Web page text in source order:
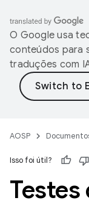
O Google usa
conteúdos para
traduções com
AOSP
Isso foi útil?
Testes